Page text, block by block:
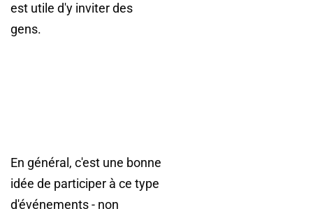
est utile d'y inviter des
gens.
En général, c'est une bonne
idée de participer à ce type
d'événements - non